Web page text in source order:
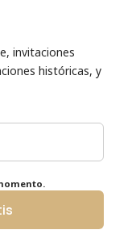
invitaciones
históricas, y